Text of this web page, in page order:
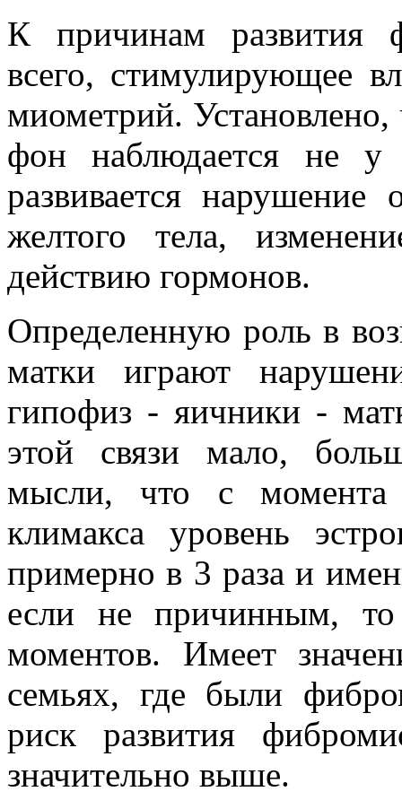
К причинам развития
всего, стимулирующее
миометрий.
фон наблюдается не
развивается
желтого тела,
действию гормонов.
Определенную роль в
матки играют
гипофиз - яичники -
этой связи мало,
мысли, что с момента
климакса уровень
примерно в 3 раза и
если не причинным,
моментов. Имеет
семьях, где были
риск развития
значительно выше.